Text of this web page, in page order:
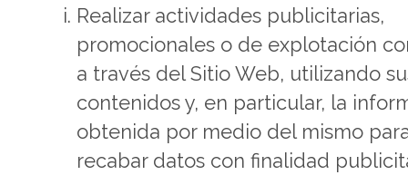
Realizar actividades publicitarias,
promocionales o de explotación
a través del Sitio Web, utilizando
contenidos y, en particular, la
obtenida por medio del mismo
recabar datos con finalidad